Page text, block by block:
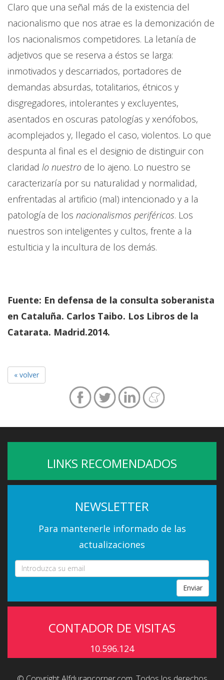
Claro que una señal más de la existencia del
nacionalismo que nos atrae es la demonización de
los nacionalismos competidores. La letanía de
adjetivos que se reserva a éstos se larga:
inmotivados y descarriados, portadores de
demandas absurdas, totalitarios, étnicos y
disgregadores, intolerantes y excluyentes,
asentados en oscuras patologías y xenófobos,
acomplejados y, llegado el caso, violentos. Lo que
despunta al final es el designio de distinguir con
claridad lo nuestro de lo ajeno. Lo nuestro se
caracterizaría por su naturalidad y normalidad,
enfrentadas al artificio (mal) intencionado y a la
patología de los nacionalismos periféricos. Los
nuestros son inteligentes y cultos, frente a la
estulticia y la incultura de los demás.
Fuente: En defensa de la consulta soberanista
en Cataluña. Carlos Taibo. Los Libros de la
Catarata. Madrid.2014.
« volver
LINKS RECOMENDADOS
NEWSLETTER
Para mantenerle informado de las
actualizaciones
Enviar
CONTADOR DE VISITAS
10.596.124